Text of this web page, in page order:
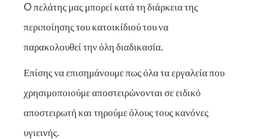
O πελάτης μας μπορεί κατά τη διάρκεια της
περιποίησης του κατοικίδιού του να
παρακολουθεί την όλη διαδικασία.
Επίσης να επισημάνουμε πως όλα τα εργαλεία που
χρησιμοποιούμε αποστειρώνονται σε ειδικό
αποστειρωτή και τηρούμε όλους τους κανόνες
υγιεινής.